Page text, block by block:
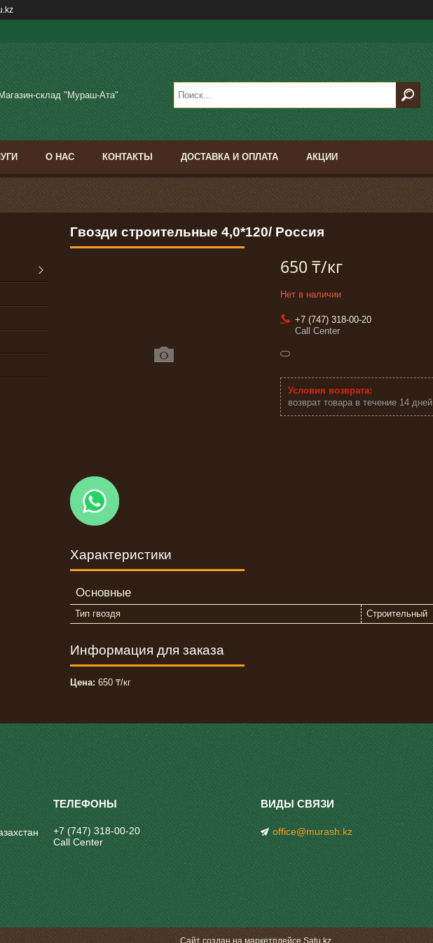
Магазин-склад "Мураш-Ата"
О НАС КОНТАКТЫ ДОСТАВКА И ОПЛАТА АКЦИИ
Гвозди строительные 4,0*120/ Россия
650 ₸/кг
Нет в наличии
+7 (747) 318-00-20
Call Center
возврат товара в течение 14 дней
Характеристики
Основные
Тип гвоздя Строительный
Информация для заказа
Цена: 650 ₸/кг
+7 (747) 318-00-20
Call Center
office@murash.kz